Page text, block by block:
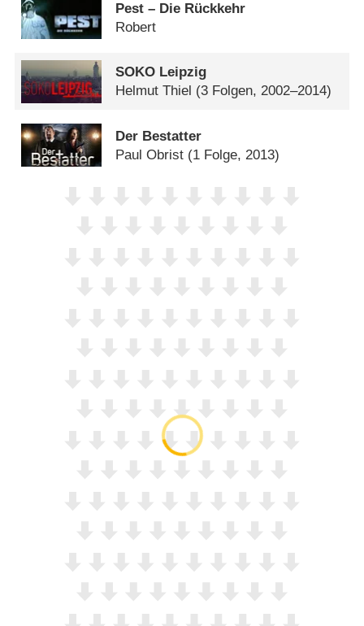
Pest – Die Rückkehr
Robert
SOKO Leipzig
Helmut Thiel (3 Folgen, 2002–2014)
Der Bestatter
Paul Obrist (1 Folge, 2013)